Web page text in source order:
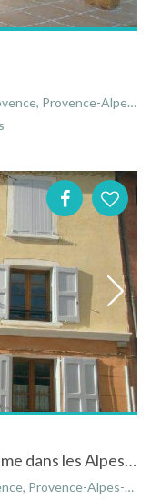
Alpes-Côte d'Azur, France
Gîte de groupe "L'Agnelun" à Barrême dans les Alpes de Haute Provence dans la Réserve Géologique
Alpes-Côte d'Azur, France